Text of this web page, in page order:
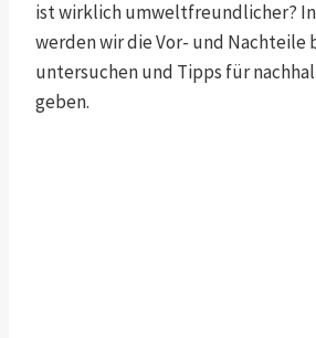
ist wirklich umweltfreundlicher?
werden wir die Vor- und Nachteile
untersuchen und Tipps für
geben.